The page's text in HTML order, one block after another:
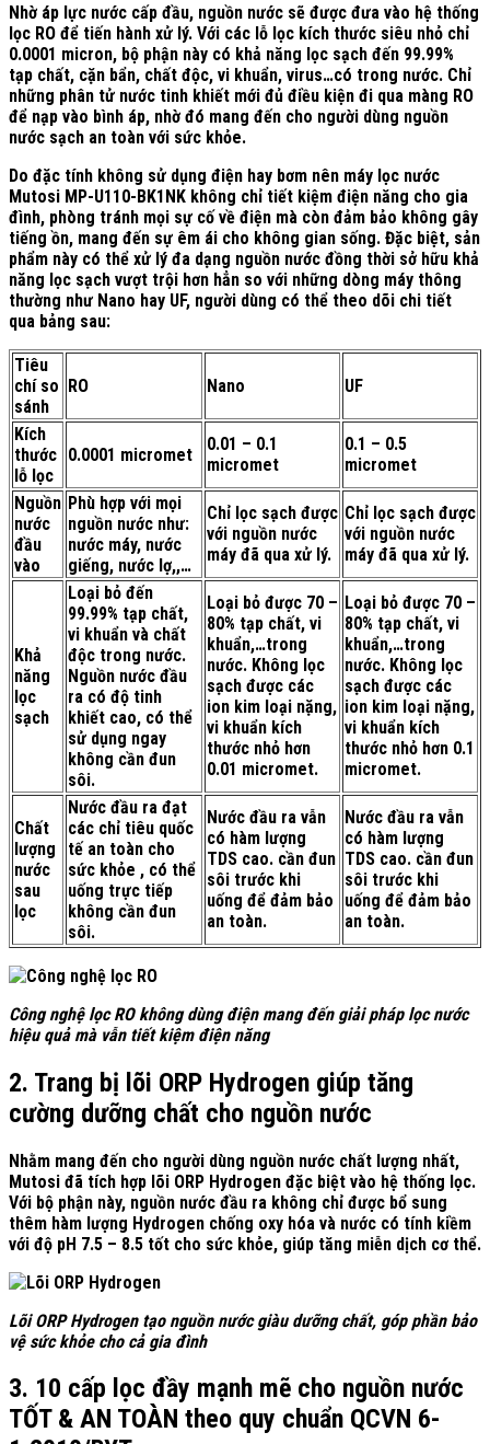
Nhờ áp lực nước cấp đầu, nguồn nước sẽ được đưa vào hệ thống
lọc RO để tiến hành xử lý. Với các lỗ lọc kích thước siêu nhỏ chỉ
0.0001 micron, bộ phận này có khả năng lọc sạch đến 99.99%
tạp chất, cặn bẩn, chất độc, vi khuẩn, virus…có trong nước. Chỉ
những phân tử nước tinh khiết mới đủ điều kiện đi qua màng RO
để nạp vào bình áp, nhờ đó mang đến cho người dùng nguồn
nước sạch an toàn với sức khỏe.
Do đặc tính không sử dụng điện hay bơm nên máy lọc nước
Mutosi MP-U110-BK1NK không chỉ tiết kiệm điện năng cho gia
đình, phòng tránh mọi sự cố về điện mà còn đảm bảo không gây
tiếng ồn, mang đến sự êm ái cho không gian sống. Đặc biệt, sản
phẩm này có thể xử lý đa dạng nguồn nước đồng thời sở hữu khả
năng lọc sạch vượt trội hơn hẳn so với những dòng máy thông
thường như Nano hay UF, người dùng có thể theo dõi chi tiết
qua bảng sau:
Tiêu
chí so
sánh
RO Nano UF
Kích
thước
lỗ lọc
0.0001 micromet
0.01 – 0.1
micromet
0.1 – 0.5
micromet
Nguồn
nước
đầu
vào
Phù hợp với mọi
nguồn nước như:
nước máy, nước
giếng, nước lợ,,…
Chỉ lọc sạch được
với nguồn nước
máy đã qua xử lý.
Chỉ lọc sạch được
với nguồn nước
máy đã qua xử lý.
Khả
năng
lọc
sạch
Loại bỏ đến
99.99% tạp chất,
vi khuẩn và chất
độc trong nước.
Nguồn nước đầu
ra có độ tinh
khiết cao, có thể
sử dụng ngay
không cần đun
sôi.
Loại bỏ được 70 –
80% tạp chất, vi
khuẩn,…trong
nước. Không lọc
sạch được các
ion kim loại nặng,
vi khuẩn kích
thước nhỏ hơn
0.01 micromet.
Loại bỏ được 70 –
80% tạp chất, vi
khuẩn,…trong
nước. Không lọc
sạch được các
ion kim loại nặng,
vi khuẩn kích
thước nhỏ hơn 0.1
micromet.
Chất
lượng
nước
sau
lọc
Nước đầu ra đạt
các chỉ tiêu quốc
tế an toàn cho
sức khỏe , có thể
uống trực tiếp
không cần đun
sôi.
Nước đầu ra vẫn
có hàm lượng
TDS cao. cần đun
sôi trước khi
uống để đảm bảo
an toàn.
Nước đầu ra vẫn
có hàm lượng
TDS cao. cần đun
sôi trước khi
uống để đảm bảo
an toàn.
Công nghệ lọc RO không dùng điện mang đến giải pháp lọc nước
hiệu quả mà vẫn tiết kiệm điện năng
2. Trang bị lõi ORP Hydrogen giúp tăng
cường dưỡng chất cho nguồn nước
Nhằm mang đến cho người dùng nguồn nước chất lượng nhất,
Mutosi đã tích hợp lõi ORP Hydrogen đặc biệt vào hệ thống lọc.
Với bộ phận này, nguồn nước đầu ra không chỉ được bổ sung
thêm hàm lượng Hydrogen chống oxy hóa và nước có tính kiềm
với độ pH 7.5 – 8.5 tốt cho sức khỏe, giúp tăng miễn dịch cơ thể.
Lõi ORP Hydrogen tạo nguồn nước giàu dưỡng chất, góp phần bảo
vệ sức khỏe cho cả gia đình
3. 10 cấp lọc đầy mạnh mẽ cho nguồn nước
TỐT & AN TOÀN theo quy chuẩn QCVN 6-